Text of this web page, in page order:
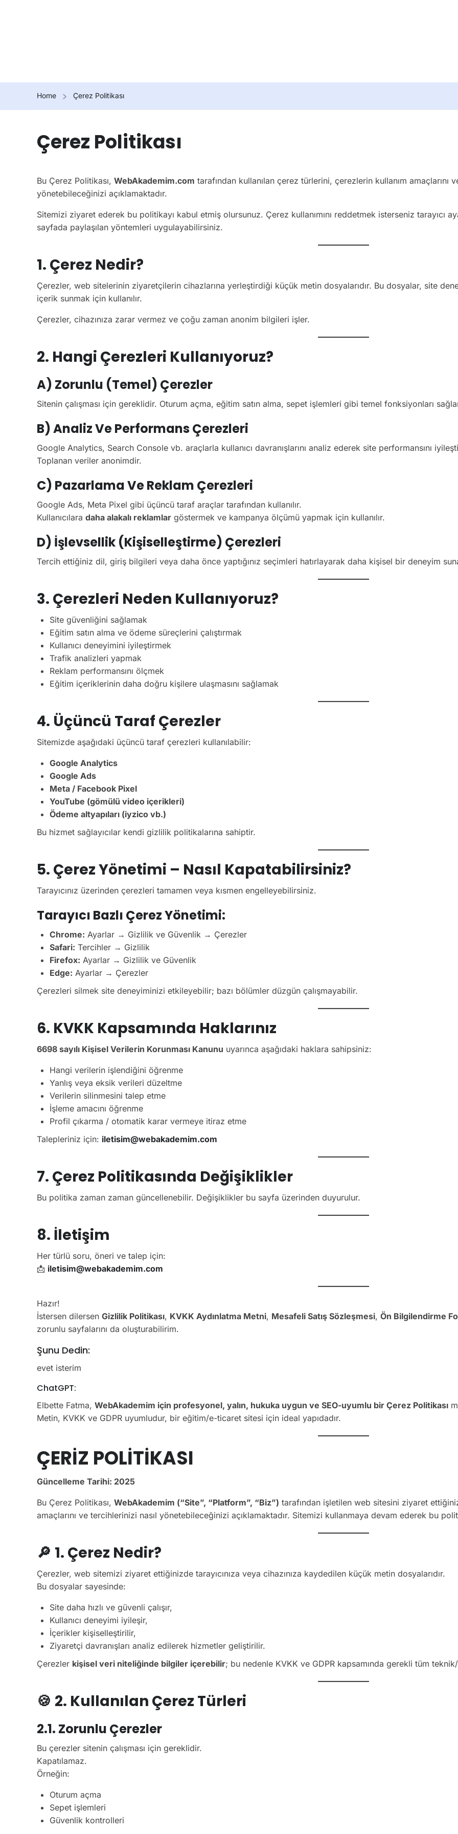
Home Çerez Politikası
Çerez Politikası
Bu Çerez Politikası, WebAkademim.com tarafından kullanılan çerez türlerini, çerezlerin kullanım amaçlarını
yönetebileceğinizi açıklamaktadır.
Sitemizi ziyaret ederek bu politikayı kabul etmiş olursunuz. Çerez kullanımını reddetmek isterseniz tarayıcı
sayfada paylaşılan yöntemleri uygulayabilirsiniz.
1. Çerez Nedir?
Çerezler, web sitelerinin ziyaretçilerin cihazlarına yerleştirdiği küçük metin dosyalarıdır. Bu dosyalar, site
içerik sunmak için kullanılır.
Çerezler, cihazınıza zarar vermez ve çoğu zaman anonim bilgileri işler.
2. Hangi Çerezleri Kullanıyoruz?
A) Zorunlu (Temel) Çerezler
Sitenin çalışması için gereklidir. Oturum açma, eğitim satın alma, sepet işlemleri gibi temel fonksiyonları
B) Analiz Ve Performans Çerezleri
Google Analytics, Search Console vb. araçlarla kullanıcı davranışlarını analiz ederek site performansını
Toplanan veriler anonimdir.
C) Pazarlama Ve Reklam Çerezleri
Google Ads, Meta Pixel gibi üçüncü taraf araçlar tarafından kullanılır.
Kullanıcılara daha alakalı reklamlar göstermek ve kampanya ölçümü yapmak için kullanılır.
D) İşlevsellik (Kişiselleştirme) Çerezleri
Tercih ettiğiniz dil, giriş bilgileri veya daha önce yaptığınız seçimleri hatırlayarak daha kişisel bir deneyim
3. Çerezleri Neden Kullanıyoruz?
Site güvenliğini sağlamak
Eğitim satın alma ve ödeme süreçlerini çalıştırmak
Kullanıcı deneyimini iyileştirmek
Trafik analizleri yapmak
Reklam performansını ölçmek
Eğitim içeriklerinin daha doğru kişilere ulaşmasını sağlamak
4. Üçüncü Taraf Çerezler
Sitemizde aşağıdaki üçüncü taraf çerezleri kullanılabilir:
Google Analytics
Google Ads
Meta / Facebook Pixel
YouTube (gömülü video içerikleri)
Ödeme altyapıları (iyzico vb.)
Bu hizmet sağlayıcılar kendi gizlilik politikalarına sahiptir.
5. Çerez Yönetimi – Nasıl Kapatabilirsiniz?
Tarayıcınız üzerinden çerezleri tamamen veya kısmen engelleyebilirsiniz.
Tarayıcı Bazlı Çerez Yönetimi:
Chrome: Ayarlar → Gizlilik ve Güvenlik → Çerezler
Safari: Tercihler → Gizlilik
Firefox: Ayarlar → Gizlilik ve Güvenlik
Edge: Ayarlar → Çerezler
Çerezleri silmek site deneyiminizi etkileyebilir; bazı bölümler düzgün çalışmayabilir.
6. KVKK Kapsamında Haklarınız
6698 sayılı Kişisel Verilerin Korunması Kanunu uyarınca aşağıdaki haklara sahipsiniz:
Hangi verilerin işlendiğini öğrenme
Yanlış veya eksik verileri düzeltme
Verilerin silinmesini talep etme
İşleme amacını öğrenme
Profil çıkarma / otomatik karar vermeye itiraz etme
Talepleriniz için: iletisim@webakademim.com
7. Çerez Politikasında Değişiklikler
Bu politika zaman zaman güncellenebilir. Değişiklikler bu sayfa üzerinden duyurulur.
8. İletişim
Her türlü soru, öneri ve talep için:
📩 iletisim@webakademim.com
Hazır!
İstersen dilersen Gizlilik Politikası, KVKK Aydınlatma Metni, Mesafeli Satış Sözleşmesi, Ön Bilgilendirme
zorunlu sayfalarını da oluşturabilirim.
Şunu Dedin:
evet isterim
ChatGPT:
Elbette Fatma, WebAkademim için profesyonel, yalın, hukuka uygun ve SEO-uyumlu bir Çerez Politikası
Metin, KVKK ve GDPR uyumludur, bir eğitim/e-ticaret sitesi için ideal yapıdadır.
ÇERİZ POLİTİKASI
Güncelleme Tarihi: 2025
Bu Çerez Politikası, WebAkademim (“Site”, “Platform”, “Biz”) tarafından işletilen web sitesini ziyaret
amaçlarını ve tercihlerinizi nasıl yönetebileceğinizi açıklamaktadır. Sitemizi kullanmaya devam ederek bu
🔎 1. Çerez Nedir?
Çerezler, web sitemizi ziyaret ettiğinizde tarayıcınıza veya cihazınıza kaydedilen küçük metin dosyalarıdır.
Bu dosyalar sayesinde:
Site daha hızlı ve güvenli çalışır,
Kullanıcı deneyimi iyileşir,
İçerikler kişiselleştirilir,
Ziyaretçi davranışları analiz edilerek hizmetler geliştirilir.
Çerezler kişisel veri niteliğinde bilgiler içerebilir; bu nedenle KVKK ve GDPR kapsamında gerekli tüm
🍪 2. Kullanılan Çerez Türleri
2.1. Zorunlu Çerezler
Bu çerezler sitenin çalışması için gereklidir.
Kapatılamaz.
Örneğin:
Oturum açma
Sepet işlemleri
Güvenlik kontrolleri